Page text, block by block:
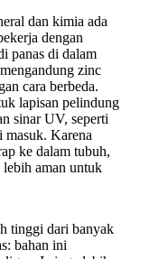
dan kimia ada
dengan
panas di dalam
zinc
cara berbeda.
lapisan pelindung
sinar UV, seperti
masuk. Karena
ke dalam tubuh,
lebih aman untuk
tinggi dari banyak
bahan ini